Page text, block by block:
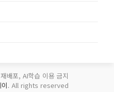
배포, AI학습 이용 금지
. All rights reserved